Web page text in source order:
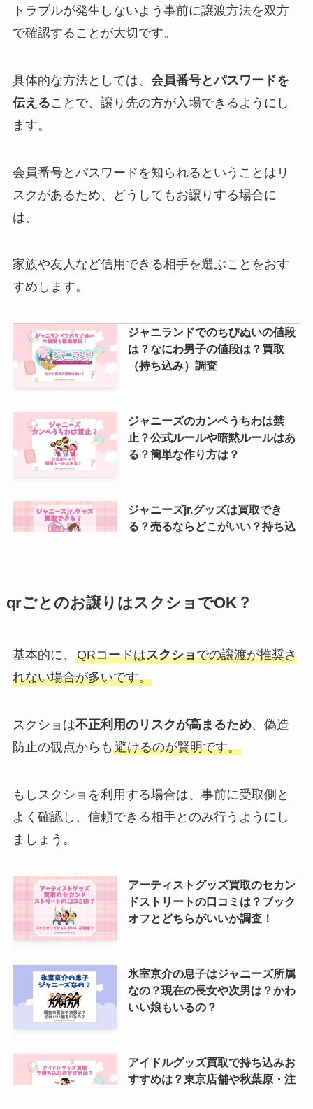
トラブルが発生しないよう事前に譲渡方法を双方
で確認することが大切です。
具体的な方法としては、 会員番号とパスワードを
伝えることで、譲り先の方が入場できるようにし
ます。
会員番号とパスワードを知られるということはリ
スクがあるため、どうしてもお譲りする場合に
は、
家族や友人など信用できる相手を選ぶことをおす
すめします。
ジャニランドでのちびぬいの値段
は？なにわ男子の値段は？買取
（持ち込み）調査
ジャニーズのカンペうちわは禁
止？公式ルールや暗黙ルールはあ
る？簡単な作り方は？
ジャニーズjr.グッズは買取でき
る？売るならどこがいい？持ち込
今日誕生日の有名人はジャニーズ
スノーマンのダンス上手い順は？
り覚え早い順も調査
マイグッズは売れない？dvd買取
も調査
は？ジャニーズで何位？メンバー
脱退で会員数が変わった？
豪邸？住所や豪邸写真ある？金持
ちエピソードも紹介
会場は？申し込み・グッズなどの
購入方法とは？
qrごとのお譲りはスクショでOK？
基本的に、 QRコードはスクショでの譲渡が推奨さ
れない場合が多いです。
スクショは不正利用のリスクが高まるため、偽造
防止の観点からも 避けるのが賢明です。
もしスクショを利用する場合は、事前に受取側と
よく確認し、信頼できる相手とのみ行うようにし
ましょう。
アーティストグッズ買取のセカン
ドストリートの口コミは？ブック
オフとどちらがいいか調査！
氷室京介の息子はジャニーズ所属
なの？現在の長女や次男は？かわ
いい娘もいるの？
アイドルグッズ買取で持ち込みお
すすめは？東京店舗や秋葉原・注